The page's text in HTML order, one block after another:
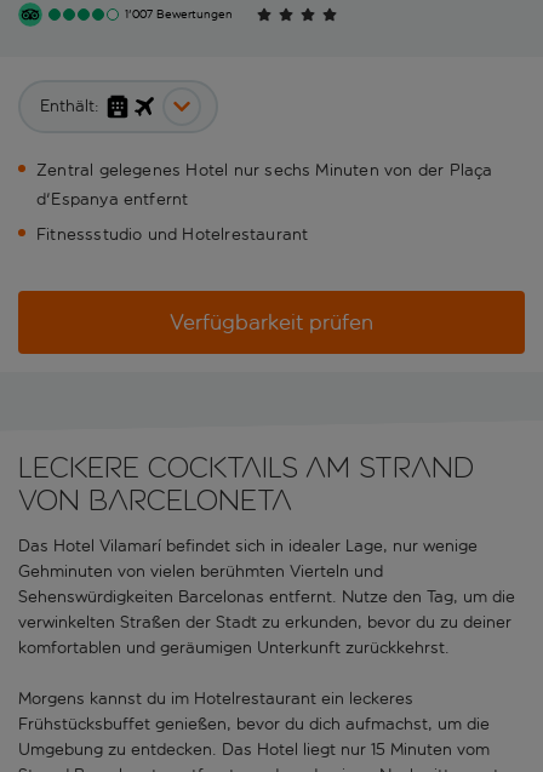
1'007 Bewertungen
Enthält:
Zentral gelegenes Hotel nur sechs Minuten von der Plaça
d'Espanya entfernt
Fitnessstudio und Hotelrestaurant
Verfügbarkeit prüfen
LECKERE COCKTAILS AM STRAND
VON BARCELONETA
Das Hotel Vilamarí befindet sich in idealer Lage, nur wenige
Gehminuten von vielen berühmten Vierteln und
Sehenswürdigkeiten Barcelonas entfernt. Nutze den Tag, um die
verwinkelten Straßen der Stadt zu erkunden, bevor du zu deiner
komfortablen und geräumigen Unterkunft zurückkehrst.
Morgens kannst du im Hotelrestaurant ein leckeres
Frühstücksbuffet genießen, bevor du dich aufmachst, um die
Umgebung zu entdecken. Das Hotel liegt nur 15 Minuten vom